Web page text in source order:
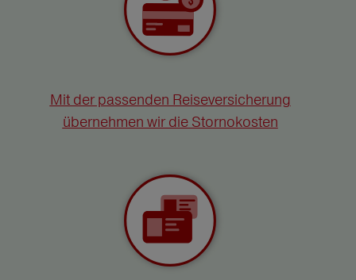
Mit der passenden Reiseversicherung
übernehmen wir die Stornokosten